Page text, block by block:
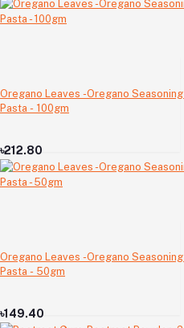
Oregano Leaves -Oregano
Pasta - 100gm
৳212.80
Oregano Leaves -Oregano
Pasta - 50gm
৳149.40